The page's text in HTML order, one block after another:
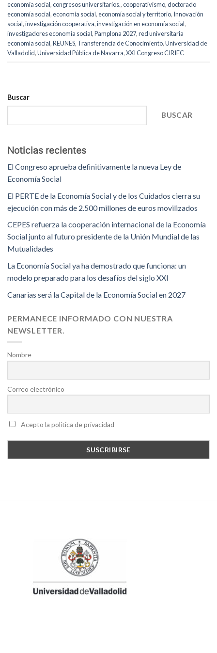
economía social,congresos universitarios.,cooperativismo,doctorado
economía social,economía social,economía social y territorio, Innovación
social,investigación cooperativa,investigación en economía social,
investigadores economía social,Pamplona 2027,red universitaria
economía social,REUNES, Transferencia de Conocimiento,Universidad de
Valladolid,Universidad Pública de Navarra,XXI Congreso CIRIEC
Buscar
BUSCAR
Noticias recientes
El Congreso aprueba definitivamente la nueva Ley de
Economía Social
El PERTE de la Economía Social y de los Cuidados cierra su
ejecución con más de 2.500 millones de euros movilizados
CEPES refuerza la cooperación internacional de la Economía
Social junto al futuro presidente de la Unión Mundial de las
Mutualidades
La Economía Social ya ha demostrado que funciona: un
modelo preparado para los desafíos del siglo XXI
Canarias será la Capital de la Economía Social en 2027
PERMANECE INFORMADO CON NUESTRA
NEWSLETTER.
Nombre
Correo electrónico
Acepto la política de privacidad